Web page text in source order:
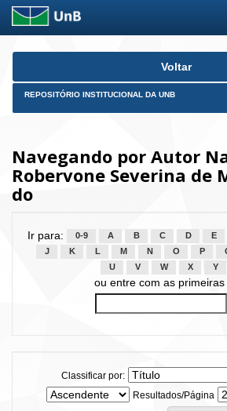
Skip
Voltar
REPOSITÓRIO INSTITUCIONAL DA UNB
Navegando por Autor
Robervone Severina de
do
Ir para: 0-9 A B C D E
J
K L M N O P
U
V W X Y
ou entre com as primeiras
Classificar por:
Resultados/Página